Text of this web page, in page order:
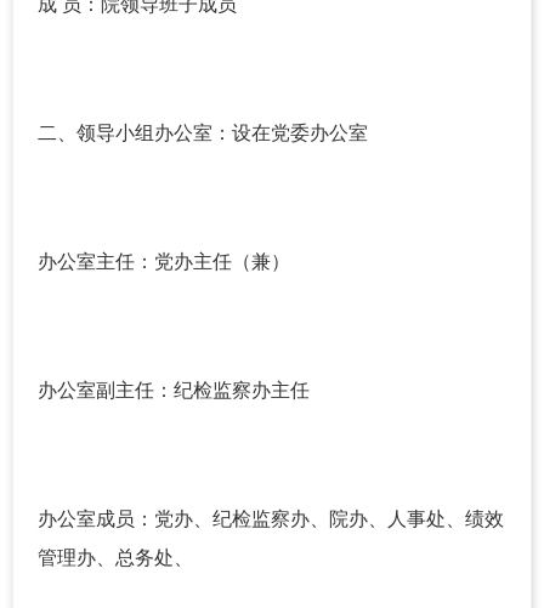
成 员：院领导班子成员
二、领导小组办公室：设在党委办公室
办公室主任：党办主任（兼）
办公室副主任：纪检监察办主任
办公室成员：党办、纪检监察办、院办、人事处、绩效
管理办、总务处、